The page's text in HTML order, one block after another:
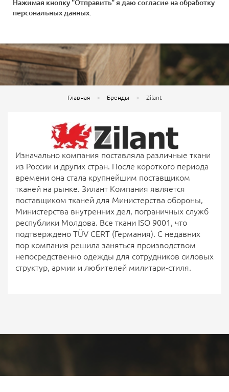
Нажимая кнопку "Отправить" я даю согласие наобработку
персональных данных
Главная Бренды Zilant
Изначально компания поставляла различные ткани
из России и других стран. После короткого периода
времени она стала крупнейшим поставщиком
тканей на рынке. Зилант Компания является
поставщиком тканей для Министерства обороны,
Министерства внутренних дел, пограничных служб
республики Молдова. Все ткани ISO 9001, что
подтверждено TÜV CERT (Германия). С недавних
пор компания решила заняться производством
непосредственно одежды для сотрудников силовых
структур, армии и любителей милитари-стиля.